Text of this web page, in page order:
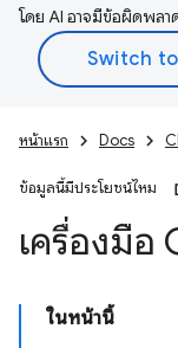
โดย AI อาจมีข้อผิดพลา
หน้าแรก Docs
ข้อมูลนี้มีประโยชน์ไหม
เครื่องมือ
ในหน้านี้